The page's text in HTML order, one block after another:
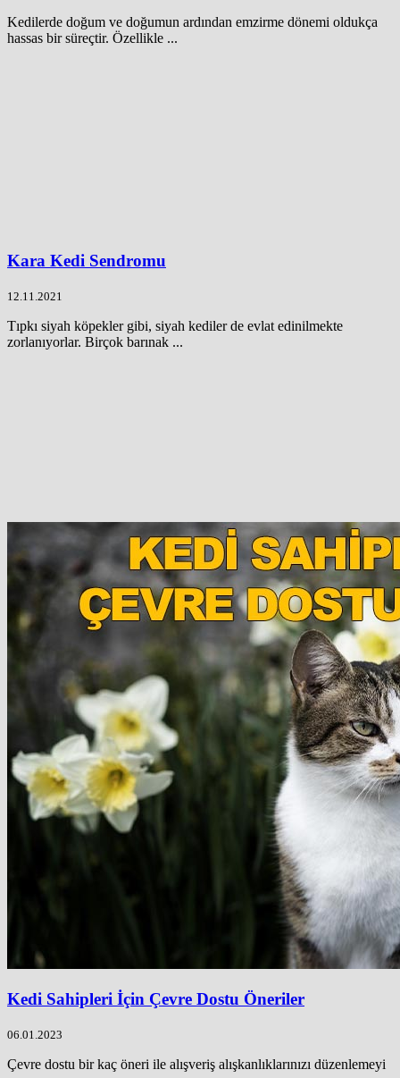
Kedilerde doğum ve doğumun ardından emzirme dönemi oldukça
hassas bir süreçtir. Özellikle ...
Kara Kedi Sendromu
12.11.2021
Tıpkı siyah köpekler gibi, siyah kediler de evlat edinilmekte
zorlanıyorlar. Birçok barınak ...
Kedi Sahipleri İçin Çevre Dostu Öneriler
06.01.2023
Çevre dostu bir kaç öneri ile alışveriş alışkanlıklarınızı düzenlemeyi